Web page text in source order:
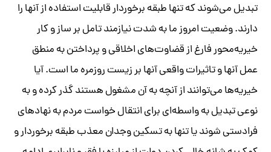
تبدیل می‌شوند که تنها طبقه برخوردار قابلیت استفاده از آنها را
دارند. وضعیت امروز ما به شدت نیازمند تامل بر ساز و کار
خیریه‌محور فارغ از قضاوت‌های اخلاقی و پرداختن به منطق
عمل آنها و تاثیرات واقعی آنها بر زیست روزمره ما است. آیا
خیریه‌ها می‌توانند از آنچه به آن مشغول هستند گذر کرده و به
نوعی تبدیل به واسطه‌ای برای انتقال خواست مردم به نهادهای
فرادستی شوند یا تنها به تسکین وجدان معذب طبقه برخوردار و